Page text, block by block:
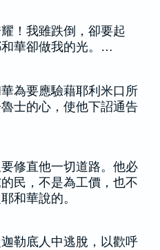
！我雖跌倒，卻要起
華卻做我的光。…
為要應驗藉耶利米口所
士的心，使他下詔通告
修直他一切道路。他必
民，不是為工價，也不
和華說的。
勒底人中逃脫，以歡呼